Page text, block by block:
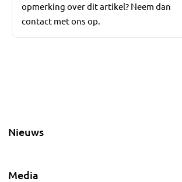
opmerking over dit artikel? Neem dan
contact met ons op.
Nieuws
Media